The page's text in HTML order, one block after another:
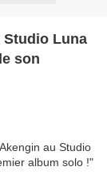
Studio Luna
son